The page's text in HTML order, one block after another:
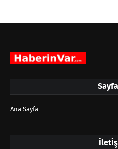
Ana Sayfa